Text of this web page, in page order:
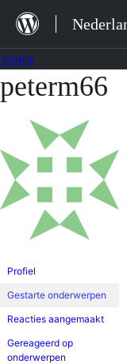
naar
de
inhoud
Ga
naar
inhoud
peterm66
Profiel
Gestarte onderwerpen
Reacties aangemaakt
Gereageerd op
onderwerpen